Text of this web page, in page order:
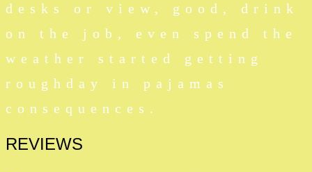
desks or view, good, drink
on the job, even spend the
weather started getting
roughday in pajamas
consequences.
REVIEWS